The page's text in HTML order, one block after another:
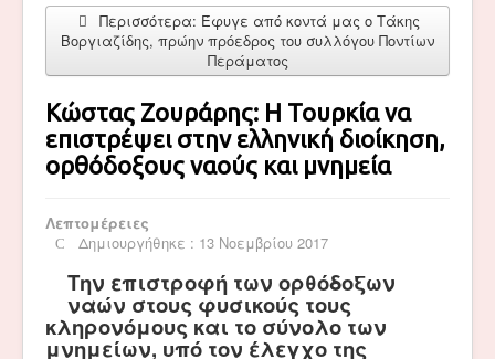
Περισσότερα: Έφυγε από κοντά μας ο Τάκης
Βοργιαζίδης, πρώην πρόεδρος του συλλόγου Ποντίων
Περάματος
Κώστας Ζουράρης: Η Τουρκία να
επιστρέψει στην ελληνική διοίκηση,
ορθόδοξους ναούς και μνημεία
Λεπτομέρειες
Δημιουργήθηκε : 13 Νοεμβρίου 2017
Την επιστροφή των ορθόδοξων
ναών στους φυσικούς τους
κληρονόμους και το σύνολο των
μνημείων, υπό τον έλεγχο της